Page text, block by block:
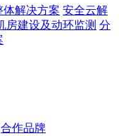
体解决方案 安全云解
房建设及动环监测 分
合作品牌